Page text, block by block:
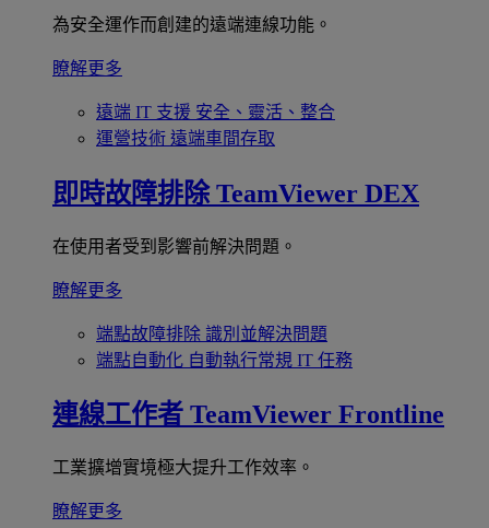
為安全運作而創建的遠端連線功能。
瞭解更多
遠端 IT 支援 安全、靈活、整合
運營技術 遠端車間存取
即時故障排除 TeamViewer DEX
在使用者受到影響前解決問題。
瞭解更多
端點故障排除 識別並解決問題
端點自動化 自動執行常規 IT 任務
連線工作者 TeamViewer Frontline
工業擴增實境極大提升工作效率。
瞭解更多